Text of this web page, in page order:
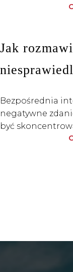
Jak
Bezpośrednia
negatywne
być